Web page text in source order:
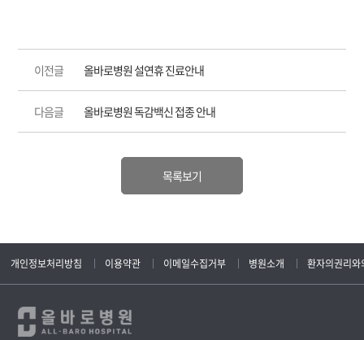
이전글 올바로병원 설연휴 진료안내
다음글 올바로병원 독감백신 접종 안내
목록보기
개인정보처리방침 이용약관 이메일수집거부 병원소개 환자의권리와